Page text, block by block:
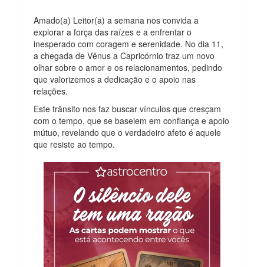
Amado(a) Leitor(a) a semana nos convida a
explorar a força das raízes e a enfrentar o
inesperado com coragem e serenidade. No dia 11,
a chegada de Vênus a Capricórnio traz um novo
olhar sobre o amor e os relacionamentos, pedindo
que valorizemos a dedicação e o apoio nas
relações.
Este trânsito nos faz buscar vínculos que cresçam
com o tempo, que se baseiem em confiança e apoio
mútuo, revelando que o verdadeiro afeto é aquele
que resiste ao tempo.